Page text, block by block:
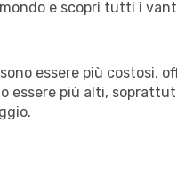
e scopri tutti i
essere più costosi,
essere più alti,